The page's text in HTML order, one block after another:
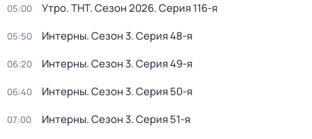
05:00 Утро. ТНТ. Сезон 2026. Серия 116-я
05:50 Интерны. Сезон 3. Серия 48-я
06:20 Интерны. Сезон 3. Серия 49-я
06:40 Интерны. Сезон 3. Серия 50-я
07:00 Интерны. Сезон 3. Серия 51-я